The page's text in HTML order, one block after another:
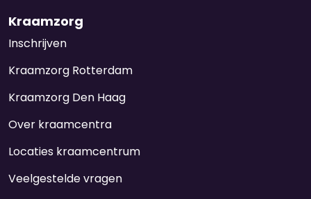
Kraamzorg
Inschrijven
Kraamzorg Rotterdam
Kraamzorg Den Haag
Over kraamcentra
Locaties kraamcentrum
Veelgestelde vragen